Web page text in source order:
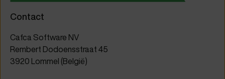
Contact
Cafca Software NV
Rembert Dodoensstraat 45
3920 Lommel (België)